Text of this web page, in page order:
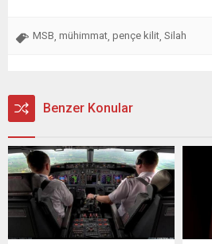
MSB mühimmat pençe kilit Silah
Benzer Konular